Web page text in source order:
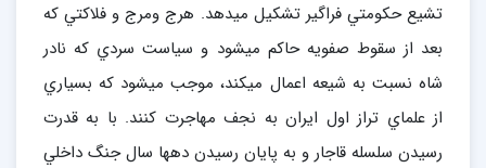
تشيع حكومتي فراگير تشكيل ميدهد. هرج ومرج و فلاكتي كه
بعد از سقوط صفويه حاكم ميشود و سياست سردي كه نادر
شاه نسبت به شيعه اعمال ميكند، موجب ميشود كه بسياري
از علماي تراز اول ايران به نجف مهاجرت كنند. با به قدرت
رسيدن سلسله قاجار و به پايان رسيدن دهها سال جنگ داخلي